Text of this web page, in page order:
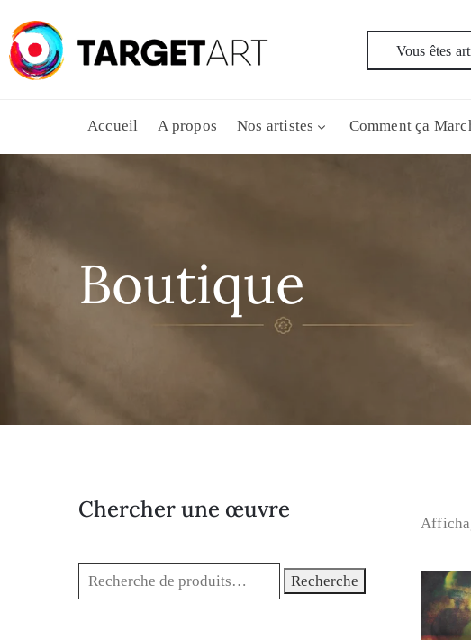
Vous êtes
Accueil A propos Nos artistes Comment ça
Boutique
Chercher une œuvre
Recherche